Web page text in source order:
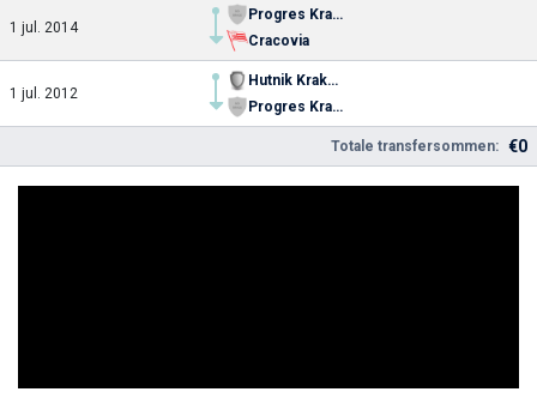
1 jul. 2014
Progres Krakow U19
Cracovia
1 jul. 2012
Hutnik Krakow
Progres Krakow U19
Totale transfersommen: €0